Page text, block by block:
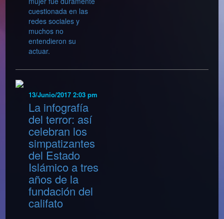
cuestionada en las
redes sociales y
muchos no
entendieron su
actuar.
13/Junio/2017 2:03 pm
La infografía
del terror: así
celebran los
simpatizantes
del Estado
Islámico a tres
años de la
fundación del
califato